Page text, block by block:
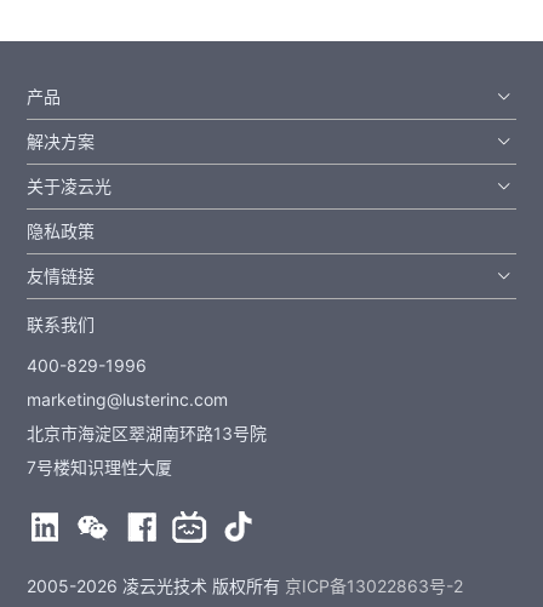
产品
解决方案
关于凌云光
隐私政策
友情链接
联系我们
400-829-1996
marketing@lusterinc.com
北京市海淀区翠湖南环路13号院
7号楼知识理性大厦
2005-2026 凌云光技术 版权所有 京ICP备13022863号-2